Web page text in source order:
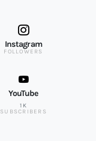
Instagram
FOLLOWERS
YouTube
1K
SUBSCRIBERS